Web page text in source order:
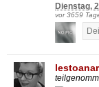
Dienstag,
vor 3659